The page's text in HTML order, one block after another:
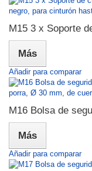
M15 3 x Soporte
Más
Añadir para comparar
M16 Bolsa de
Más
Añadir para comparar